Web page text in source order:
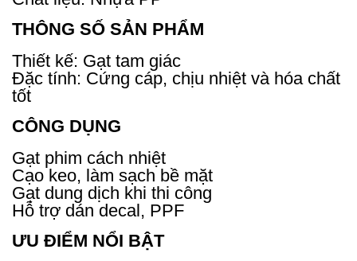
THÔNG SỐ SẢN PHẨM
Thiết kế: Gạt tam giác
Đặc tính: Cứng cáp, chịu nhiệt và hóa chất
tốt
CÔNG DỤNG
Gạt phim cách nhiệt
Cạo keo, làm sạch bề mặt
Gạt dung dịch khi thi công
Hỗ trợ dán decal, PPF
ƯU ĐIỂM NỔI BẬT